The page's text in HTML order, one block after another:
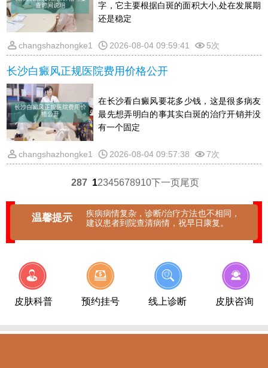
字，它主要根据白斑的面积大小,处在发展期
还是稳定
changshazhongke1 2026-08-04 09:59:41 5次
长沙白癜风正规医院费用价格公开
在长沙看白癜风要花多少钱，这是很多病友
最先想弄明白的事其实白斑的治疗开销并没
有一个固定
changshazhongke1 2026-08-04 09:57:38 7次
287 12345678910下一页尾页
温馨提示
疾病病情复杂，诊断/治疗方法也不相同，
建议患者到院查清病情，祝早日康复。
皮肤科普 预约挂号 线上诊断 皮肤咨询